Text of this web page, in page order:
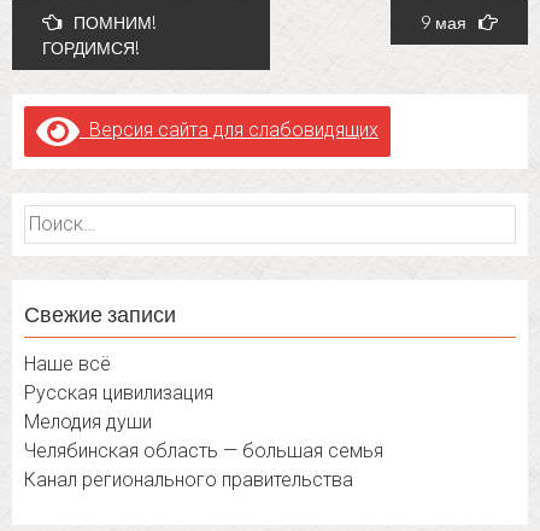
Post
navigation
ПОМНИМ!
ГОРДИМСЯ!
9 мая
Версия сайта для слабовидящих
Найти:
Свежие записи
Наше всё
Русская цивилизация
Мелодия души
Челябинская область — большая семья
Канал регионального правительства